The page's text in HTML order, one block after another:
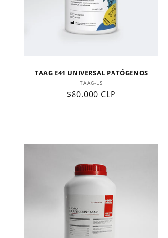
TAAG E41 UNIVERSAL PATÓGENOS
Proveedor:
TAAG-LS
Precio
$80.000 CLP